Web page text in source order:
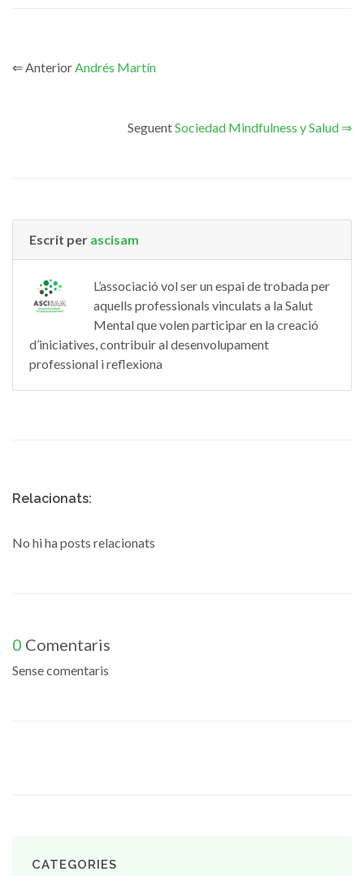
⇐ AnteriorAndrés Martín
SeguentSociedad Mindfulness y Salud ⇒
Escrit per ascisam
L’associació vol ser un espai de trobada per
aquells professionals vinculats a la Salut
Mental que volen participar en la creació
d’iniciatives, contribuir al desenvolupament
professional i reflexiona
Relacionats:
No hi ha posts relacionats
0 Comentaris
Sense comentaris
CATEGORIES